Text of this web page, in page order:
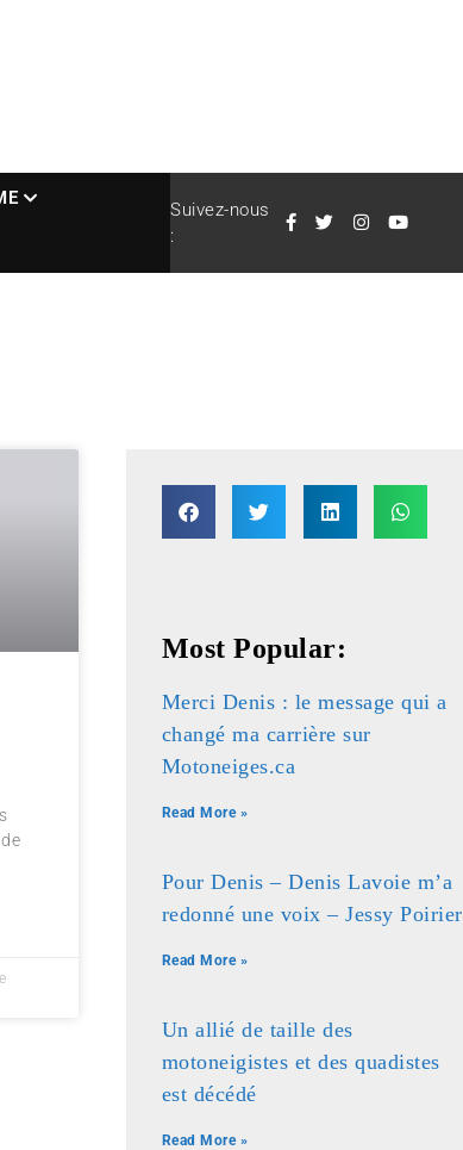
Suivez-nous
:
Most Popular:
Merci Denis : le message qui a
changé ma carrière sur
Motoneiges.ca
Read More »
Pour Denis – Denis Lavoie m’a
redonné une voix – Jessy Poirier
Read More »
Un allié de taille des
motoneigistes et des quadistes
est décédé
Read More »